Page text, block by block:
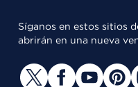
Síganos en estos sitios
abrirán en una nueva